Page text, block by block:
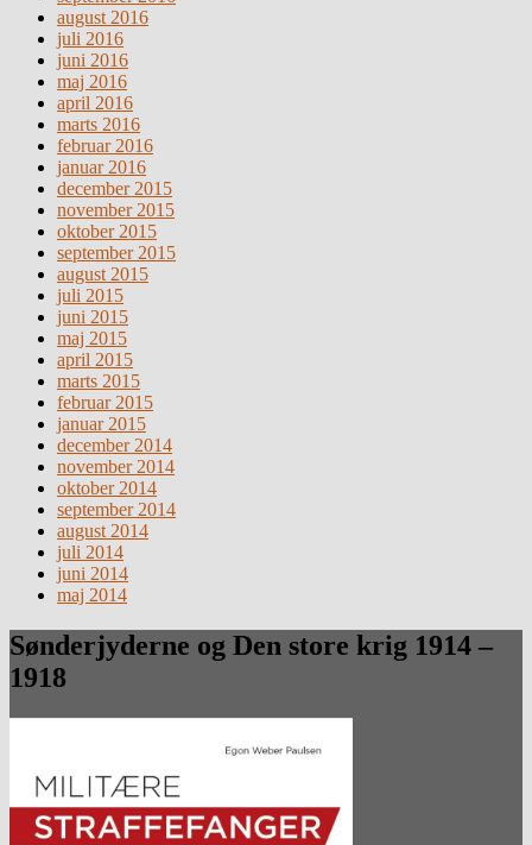
august 2016
juli 2016
juni 2016
maj 2016
april 2016
marts 2016
februar 2016
januar 2016
december 2015
november 2015
oktober 2015
september 2015
august 2015
juli 2015
juni 2015
maj 2015
april 2015
marts 2015
februar 2015
januar 2015
december 2014
november 2014
oktober 2014
september 2014
august 2014
juli 2014
juni 2014
maj 2014
Sønderjyderne og Den store krig 1914 –
1918